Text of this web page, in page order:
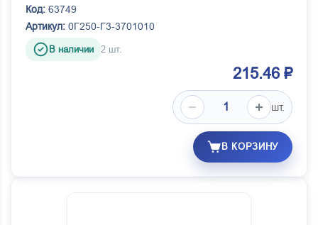
Код: 63749
Артикул: 0Г250-Г3-3701010
В наличии 2 шт.
215.46 ₽
шт.
В КОРЗИНУ